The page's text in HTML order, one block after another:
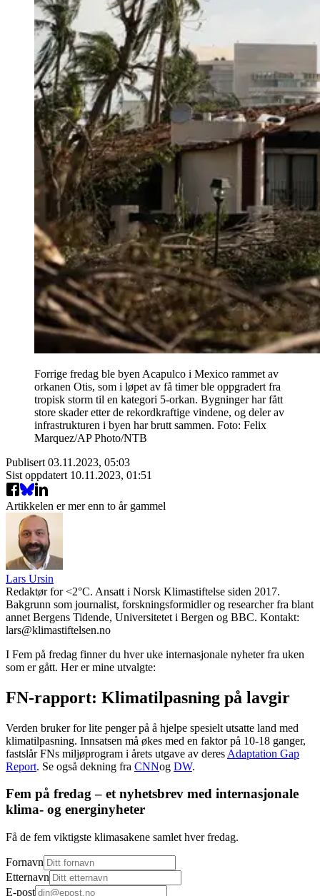
Forrige fredag ble byen Acapulco i Mexico rammet av
orkanen Otis, som i løpet av få timer ble oppgradert fra
tropisk storm til en kategori 5-orkan. Bygninger har fått
store skader etter de rekordkraftige vindene, og deler av
infrastrukturen i byen har brutt sammen. Foto: Felix
Marquez/AP Photo/NTB
Publisert 03.11.2023, 05:03
Sist oppdatert 10.11.2023, 01:51
Artikkelen er mer enn to år gammel
Lars Ursin
Redaktør for <2°C. Ansatt i Norsk Klimastiftelse siden 2017.
Bakgrunn som journalist, forskningsformidler og researcher fra blant
annet Bergens Tidende, Universitetet i Bergen og BBC. Kontakt:
lars@klimastiftelsen.no
I Fem på fredag finner du hver uke internasjonale nyheter fra uken
som er gått. Her er mine utvalgte:
FN-rapport: Klimatilpasning på lavgir
Verden bruker for lite penger på å hjelpe spesielt utsatte land med
klimatilpasning. Innsatsen må økes med en faktor på 10-18 ganger,
fastslår FNs miljøprogram i årets utgave av deres Adaptation Gap
Report. Se også dekning fra CNNog DW.
Fem på fredag – et nyhetsbrev med internasjonale
klima- og energinyheter
Få de fem viktigste klimasakene samlet hver fredag.
Fornavn
Etternavn
E-post